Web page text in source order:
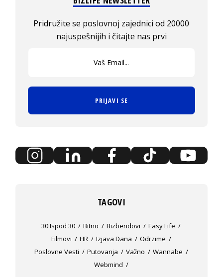
Pridružite se poslovnoj zajednici od 20000
najuspešnijih i čitajte nas prvi
PRIJAVI SE
TAGOVI
30 Ispod 30 Bitno Bizbendovi
Easy Life
Filmovi
HR Izjava Dana
Odrzime
Poslovne Vesti
Putovanja Važno
Wannabe
Webmind